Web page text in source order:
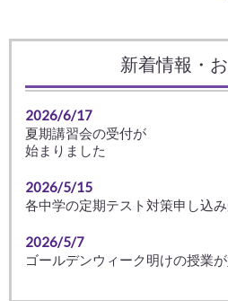
新着情報・
2026/6/17
夏期講習会の受付が
始まりました
2026/5/15
各中学の定期テスト対策申し込
2026/5/7
ゴールデンウィーク明けの授業